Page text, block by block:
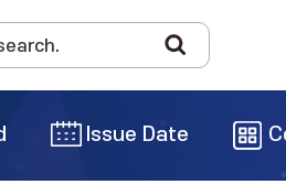
Issue Date